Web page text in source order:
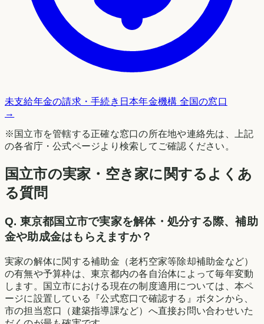
未支給年金の請求・手続き 日本年金機構 全国の窓口
→
※ 国立市を管轄する正確な窓口の所在地や連絡先は、上記
の各省庁・公式ページより検索してご確認ください。
国立市の実家・空き家に関するよくあ
る質問
Q. 東京都国立市で実家を解体・処分する際、補助
金や助成金はもらえますか？
実家の解体に関する補助金（老朽空家等除却補助金など）
の有無や予算枠は、東京都内の各自治体によって毎年変動
します。国立市における現在の制度適用については、本ペ
ージに設置している『公式窓口で確認する』ボタンから、
市の担当窓口（建築指導課など）へ直接お問い合わせいた